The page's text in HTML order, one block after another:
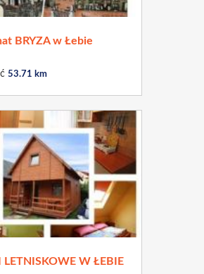
BRYZA w Łebie
53.71 km
LETNISKOWE W ŁEBIE